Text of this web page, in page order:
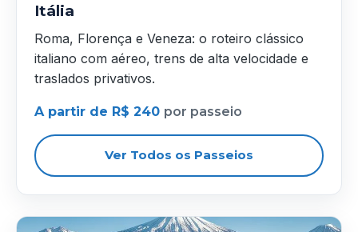
Itália
Roma, Florença e Veneza: o roteiro clássico
italiano com aéreo, trens de alta velocidade e
traslados privativos.
A partir de R$ 240 por passeio
Ver Todos os Passeios